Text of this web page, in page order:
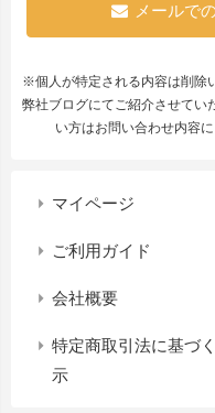
メールで
※個人が特定される内容は削除
弊社ブログにてご紹介させてい
い方はお問い合わせ内容
マイページ
ご利用ガイド
会社概要
特定商取引法に基づ
示